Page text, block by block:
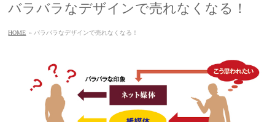
バラバラなデザインで売れなくなる！
HOME » バラバラなデザインで売れなくなる！